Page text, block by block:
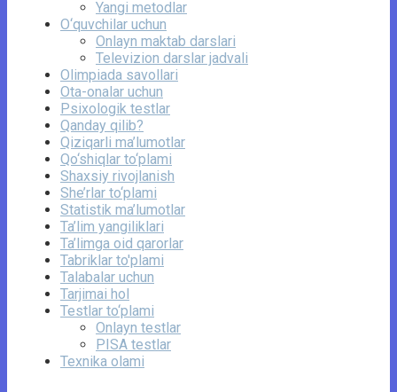
Yangi metodlar
O‘quvchilar uchun
Onlayn maktab darslari
Televizion darslar jadvali
Olimpiada savollari
Ota-onalar uchun
Psixologik testlar
Qanday qilib?
Qiziqarli ma’lumotlar
Qo‘shiqlar to‘plami
Shaxsiy rivojlanish
She’rlar to‘plami
Statistik ma’lumotlar
Ta’lim yangiliklari
Ta’limga oid qarorlar
Tabriklar to'plami
Talabalar uchun
Tarjimai hol
Testlar to‘plami
Onlayn testlar
PISA testlar
Texnika olami